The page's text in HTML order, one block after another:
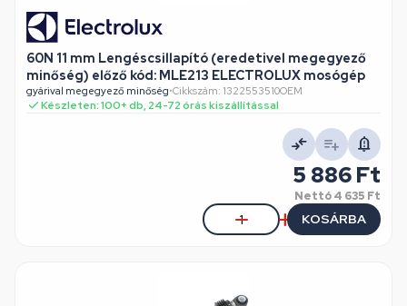
60N 11 mm Lengéscsillapító (eredetivel megegyező
minőség) előző kód: MLE213 ELECTROLUX mosógép
gyárival megegyező minőség•Cikkszám: 1322553510OEM
Készleten: 100+ db, 24-72 órás kiszállítással
5 886 Ft
Nettó4 635 Ft
KOSÁRBA